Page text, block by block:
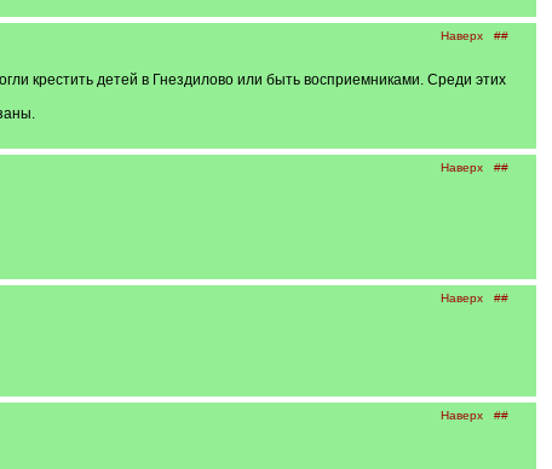
Наверх ##
крестить детей в Гнездилово или быть восприемниками. Среди этих
Наверх ##
Наверх ##
Наверх ##